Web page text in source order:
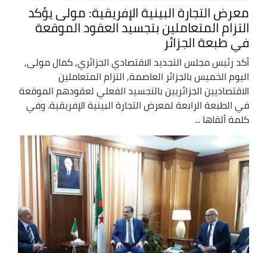
معرض التجارة البينية الإفريقية: مولى يؤكد
التزام المتعاملين بتجسيد العقود الموقعة
في طبعة الجزائر
أكد رئيس مجلس التجديد الاقتصادي الجزائري, كمال مولى,
اليوم الخميس بالجزائر العاصمة, التزام المتعاملين
الاقتصاديين الجزائريين بالتجسيد الفعلي لعقودهم الموقعة
في الطبعة الرابعة لمعرض التجارة البينية الإفريقية. وفي
كلمة ألقاها ...